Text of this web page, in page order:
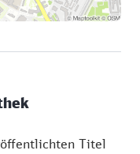
Titel